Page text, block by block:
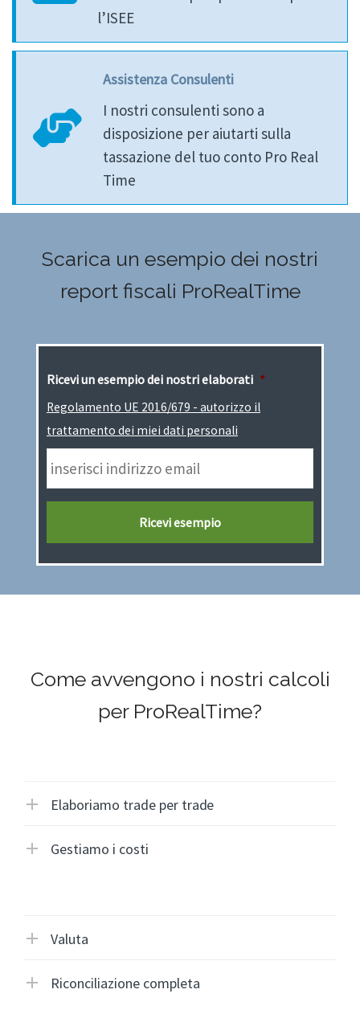
l’ISEE
Assistenza Consulenti
I nostri consulenti sono a
disposizione per aiutarti sulla
tassazione del tuo conto Pro Real
Time
Scarica un esempio dei nostri
report fiscali ProRealTime
Ricevi un esempio dei nostri elaborati *
Regolamento UE 2016/679 - autorizzo il
trattamento dei miei dati personali
Come avvengono i nostri calcoli
per ProRealTime?
Elaboriamo trade per trade
Gestiamo i costi
Valuta
Riconciliazione completa